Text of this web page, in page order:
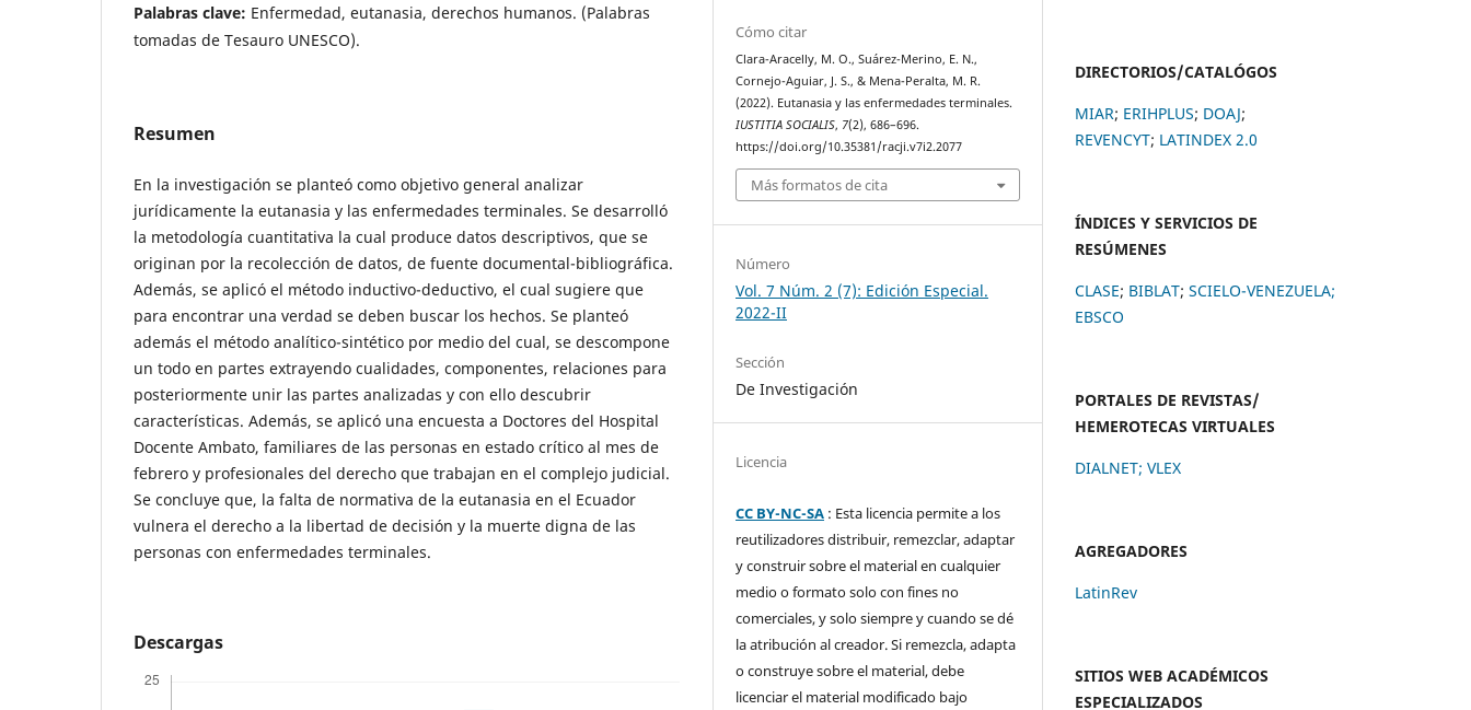
Palabras clave: Enfermedad, eutanasia, derechos humanos. (Palabras
tomadas de Tesauro UNESCO).
Resumen
En la investigación se planteó como objetivo general analizar
jurídicamente la eutanasia y las enfermedades terminales. Se desarrolló
la metodología cuantitativa la cual produce datos descriptivos, que se
originan por la recolección de datos, de fuente documental-bibliográfica.
Además, se aplicó el método inductivo-deductivo, el cual sugiere que
para encontrar una verdad se deben buscar los hechos. Se planteó
además el método analítico-sintético por medio del cual, se descompone
un todo en partes extrayendo cualidades, componentes, relaciones para
posteriormente unir las partes analizadas y con ello descubrir
características. Además, se aplicó una encuesta a Doctores del Hospital
Docente Ambato, familiares de las personas en estado crítico al mes de
febrero y profesionales del derecho que trabajan en el complejo judicial.
Se concluye que, la falta de normativa de la eutanasia en el Ecuador
vulnera el derecho a la libertad de decisión y la muerte digna de las
personas con enfermedades terminales.
Descargas
Cómo citar
Clara-Aracelly, M. O., Suárez-Merino, E. N.,
Cornejo-Aguiar, J. S., & Mena-Peralta, M. R.
(2022). Eutanasia y las enfermedades terminales.
IUSTITIA SOCIALIS, 7(2), 686–696.
https://doi.org/10.35381/racji.v7i2.2077
Más formatos de cita
Número
Vol. 7 Núm. 2 (7): Edición Especial.
2022-II
Sección
De Investigación
Licencia
CC BY-NC-SA : Esta licencia permite a los
reutilizadores distribuir, remezclar, adaptar
y construir sobre el material en cualquier
medio o formato solo con fines no
comerciales, y solo siempre y cuando se dé
la atribución al creador. Si remezcla, adapta
o construye sobre el material, debe
licenciar el material modificado bajo
DIRECTORIOS/CATALÓGOS
MIAR; ERIHPLUS; DOAJ;
REVENCYT; LATINDEX 2.0
ÍNDICES Y SERVICIOS DE
RESÚMENES
CLASE; BIBLAT; SCIELO-VENEZUELA;
EBSCO
PORTALES DE REVISTAS/
HEMEROTECAS VIRTUALES
DIALNET; VLEX
AGREGADORES
LatinRev
SITIOS WEB ACADÉMICOS
ESPECIALIZADOS